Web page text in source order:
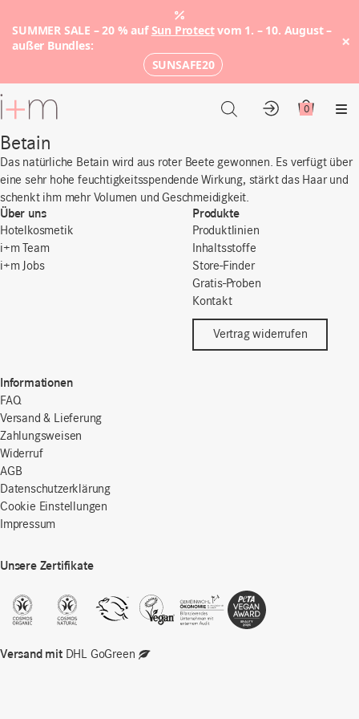
SUMMER SALE – 20 % aufSun Protectvom 1. – 10. August –
außer Bundles:
SUNSAFE20
×
Zum
Hauptinhalt
Konto 0
Betain
Das natürliche Betain wird aus roter Beete gewonnen. Es verfügt über
eine sehr hohe feuchtigkeitsspendende Wirkung, stärkt das Haar und
schenkt ihm mehr Volumen und Geschmeidigkeit.
Über uns
Hotelkosmetik
i+m Team
i+m Jobs
Produkte
Produktlinien
Inhaltsstoffe
Store-Finder
Gratis-Proben
Kontakt
Vertrag widerrufen
Informationen
FAQ
Versand & Lieferung
Zahlungsweisen
Widerruf
AGB
Datenschutzerklärung
Cookie Einstellungen
Impressum
Unsere Zertifikate
Versand mitDHL GoGreen